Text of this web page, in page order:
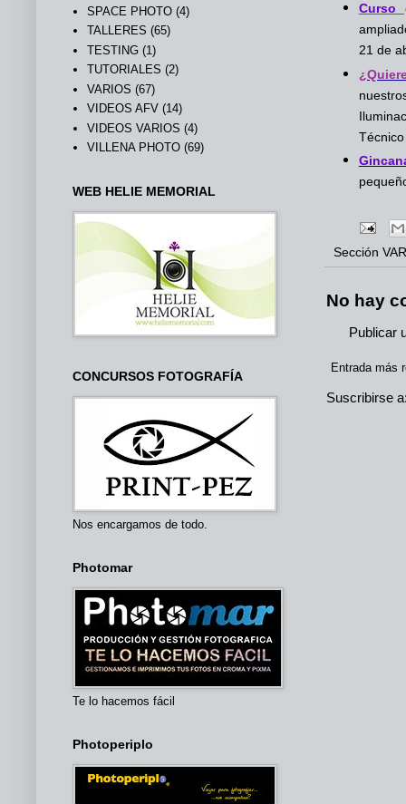
Curso
21 de
Sección
No hay
Publicar
Entrada más
Suscribirse
SPACE PHOTO (4)
TALLERES (65)
TESTING (1)
TUTORIALES (2)
VARIOS (67)
VIDEOS AFV (14)
VIDEOS VARIOS (4)
VILLENA PHOTO (69)
WEB HELIE MEMORIAL
CONCURSOS FOTOGRAFÍA
Nos encargamos de todo.
Photomar
Te lo hacemos fácil
Photoperiplo